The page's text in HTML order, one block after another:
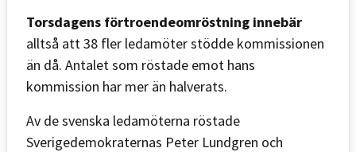
Torsdagens förtroendeomröstning innebär
alltså att 38 fler ledamöter stödde kommissionen
än då. Antalet som röstade emot hans
kommission har mer än halverats.
Av de svenska ledamöterna röstade
Sverigedemokraternas Peter Lundgren och